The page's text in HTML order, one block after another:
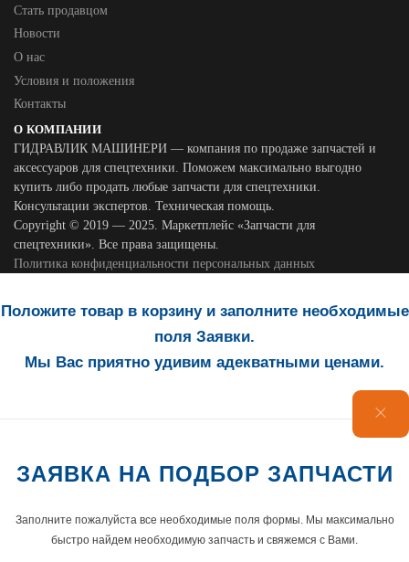
Стать продавцом
Новости
О нас
Условия и положения
Контакты
О КОМПАНИИ
ГИДРАВЛИК МАШИНЕРИ — компания по продаже запчастей и
аксессуаров для спецтехники. Поможем максимально выгодно
купить либо продать любые запчасти для спецтехники.
Консультации экспертов. Техническая помощь.
Copyright © 2019 — 2025. Маркетплейс «Запчасти для
спецтехники». Все права защищены.
Политика конфиденциальности персональных данных
Положите товар в корзину и заполните необходимые
поля Заявки.
Мы Вас приятно удивим адекватными ценами.
ЗАЯВКА НА ПОДБОР ЗАПЧАСТИ
Заполните пожалуйста все необходимые поля формы. Мы максимально
быстро найдем необходимую запчасть и свяжемся с Вами.